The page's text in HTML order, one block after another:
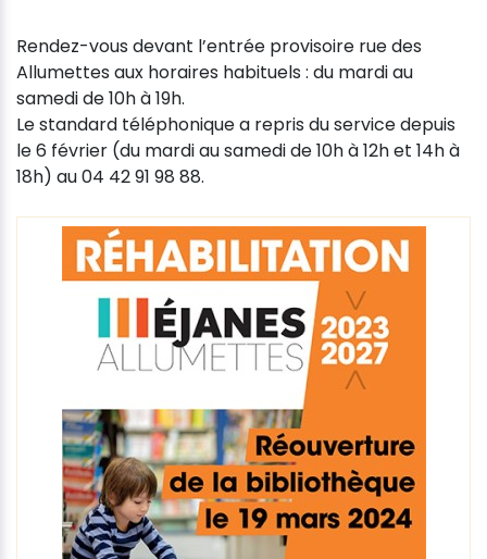
Rendez-vous devant l’entrée provisoire rue des
Allumettes aux horaires habituels : du mardi au
samedi de 10h à 19h.
Le standard téléphonique a repris du service depuis
le 6 février (du mardi au samedi de 10h à 12h et 14h à
18h) au 04 42 91 98 88.